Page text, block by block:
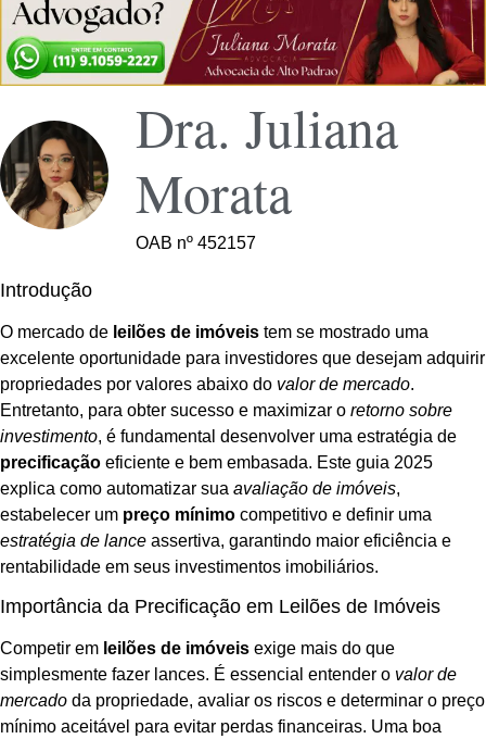
Dra. Juliana
Morata
OAB nº 452157
Introdução
O mercado de leilões de imóveis tem se mostrado uma
excelente oportunidade para investidores que desejam adquirir
propriedades por valores abaixo do valor de mercado.
Entretanto, para obter sucesso e maximizar o retorno sobre
investimento, é fundamental desenvolver uma estratégia de
precificação eficiente e bem embasada. Este guia 2025
explica como automatizar sua avaliação de imóveis,
estabelecer um preço mínimo competitivo e definir uma
estratégia de lance assertiva, garantindo maior eficiência e
rentabilidade em seus investimentos imobiliários.
Importância da Precificação em Leilões de Imóveis
Competir em leilões de imóveis exige mais do que
simplesmente fazer lances. É essencial entender o valor de
mercado da propriedade, avaliar os riscos e determinar o preço
mínimo aceitável para evitar perdas financeiras. Uma boa